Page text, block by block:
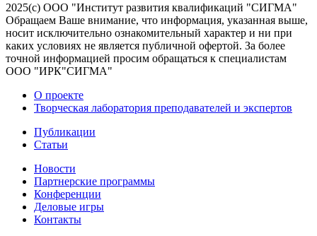
2025(с) ООО "Институт развития квалификаций "СИГМА"
Обращаем Ваше внимание, что информация, указанная выше,
носит исключительно ознакомительный характер и ни при
каких условиях не является публичной офертой. За более
точной информацией просим обращаться к специалистам
ООО "ИРК"СИГМА"
О проекте
Творческая лаборатория преподавателей и экспертов
Публикации
Статьи
Новости
Партнерские программы
Конференции
Деловые игры
Контакты